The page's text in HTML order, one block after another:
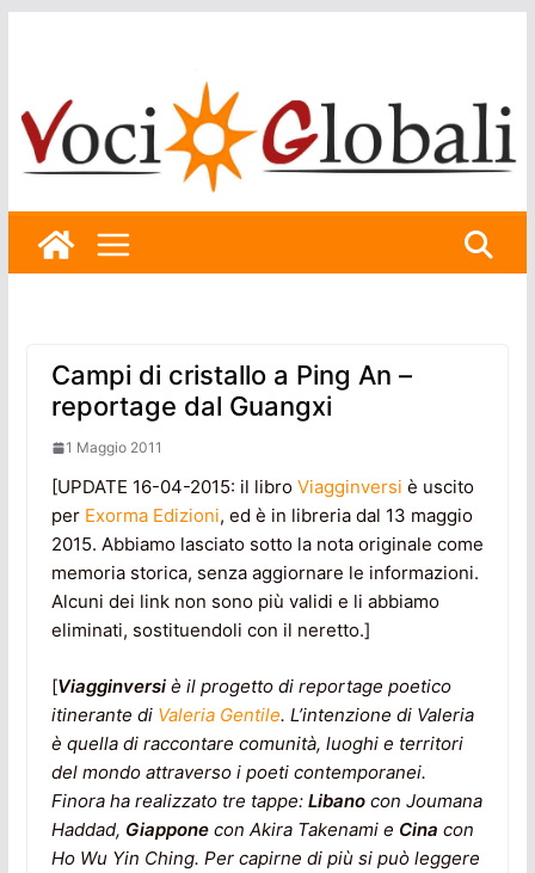
Campi di cristallo a Ping An –
reportage dal Guangxi
1 Maggio 2011
[UPDATE 16-04-2015: il libro Viagginversi è uscito
per Exorma Edizioni, ed è in libreria dal 13 maggio
2015. Abbiamo lasciato sotto la nota originale come
memoria storica, senza aggiornare le informazioni.
Alcuni dei link non sono più validi e li abbiamo
eliminati, sostituendoli con il neretto.]
[Viagginversiè il progetto di reportage poetico
itinerante di Valeria Gentile. L’intenzione di Valeria
è quella di raccontare comunità, luoghi e territori
del mondo attraverso i poeti contemporanei.
Finora ha realizzato tre tappe: Libanocon Joumana
Haddad, Giapponecon Akira Takenami e Cina con
Ho Wu Yin Ching. Per capirne di più si può leggere